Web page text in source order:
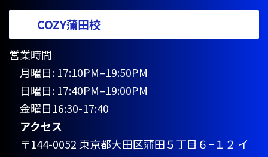
COZY蒲田校
営業時間
月曜日: 17:10PM–19:50PM
日曜日: 17:40PM–19:00PM
金曜日16:30-17:40
アクセス
〒144-0052 東京都大田区蒲田５丁目６−１２ イ